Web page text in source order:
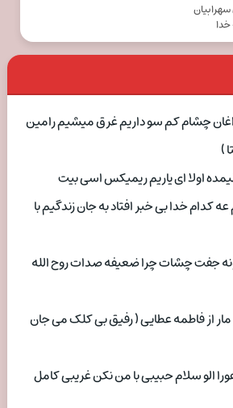
چشام کم سو داریم غرق میشیم رامین
)
اولا ای یاریم ریمیکس اسی بیت
کدام خدا بی خبر افتاد به جان زندگیم با
جفت چشات چرا ضعیفه صدات روح الله
از فاطمه عطایی ( رفیق بی کلک می جان
الو سلام حبیبی با من نکن غریبی کامل